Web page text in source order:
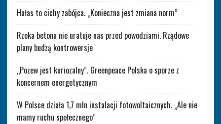
Hałas to cichy zabójca. „Konieczna jest zmiana norm”
Rzeka betonu nie uratuje nas przed powodziami. Rządowe
plany budzą kontrowersje
„Pozew jest kuriozalny”. Greenpeace Polska o sporze z
koncernem energetycznym
W Polsce działa 1,7 mln instalacji fotowoltaicznych. „Ale nie
mamy ruchu społecznego”